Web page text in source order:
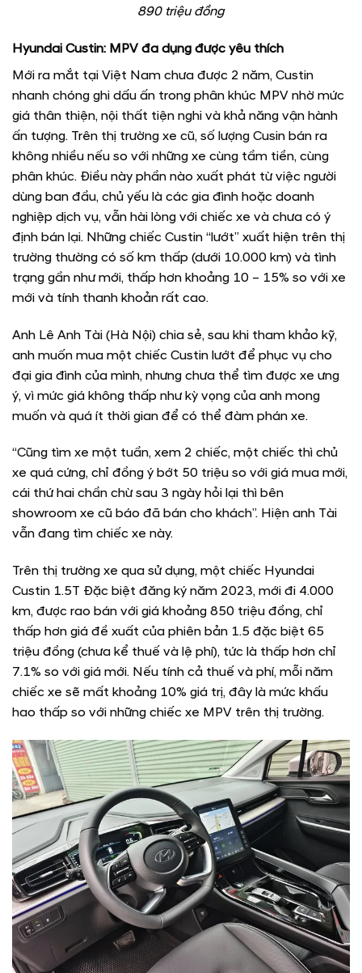
890 triệu đồng
Hyundai Custin: MPV đa dụng được yêu thích
Mới ra mắt tại Việt Nam chưa được 2 năm, Custin
nhanh chóng ghi dấu ấn trong phân khúc MPV nhờ mức
giá thân thiện, nội thất tiện nghi và khả năng vận hành
ấn tượng. Trên thị trường xe cũ, số lượng Cusin bán ra
không nhiều nếu so với những xe cùng tầm tiền, cùng
phân khúc. Điều này phần nào xuất phát từ việc người
dùng ban đầu, chủ yếu là các gia đình hoặc doanh
nghiệp dịch vụ, vẫn hài lòng với chiếc xe và chưa có ý
định bán lại. Những chiếc Custin “lướt” xuất hiện trên thị
trường thường có số km thấp (dưới 10.000 km) và tình
trạng gần như mới, thấp hơn khoảng 10 – 15% so với xe
mới và tính thanh khoản rất cao.
Anh Lê Anh Tài (Hà Nội) chia sẻ, sau khi tham khảo kỹ,
anh muốn mua một chiếc Custin lướt để phục vụ cho
đại gia đình của mình, nhưng chưa thể tìm được xe ưng
ý, vì mức giá không thấp như kỳ vọng của anh mong
muốn và quá ít thời gian để có thể đàm phán xe.
“Cũng tìm xe một tuần, xem 2 chiếc, một chiếc thì chủ
xe quá cứng, chỉ đồng ý bớt 50 triệu so với giá mua mới,
cái thứ hai chần chừ sau 3 ngày hỏi lại thì bên
showroom xe cũ báo đã bán cho khách”. Hiện anh Tài
vẫn đang tìm chiếc xe này.
Trên thị trường xe qua sử dụng, một chiếc Hyundai
Custin 1.5T Đặc biệt đăng ký năm 2023, mới đi 4.000
km, được rao bán với giá khoảng 850 triệu đồng, chỉ
thấp hơn giá đề xuất của phiên bản 1.5 đặc biệt 65
triệu đồng (chưa kể thuế và lệ phí), tức là thấp hơn chỉ
7.1% so với giá mới. Nếu tính cả thuế và phí, mỗi năm
chiếc xe sẽ mất khoảng 10% giá trị, đây là mức khấu
hao thấp so với những chiếc xe MPV trên thị trường.